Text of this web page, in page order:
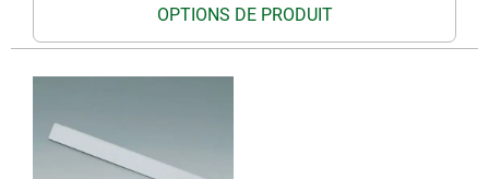
OPTIONS DE PRODUIT